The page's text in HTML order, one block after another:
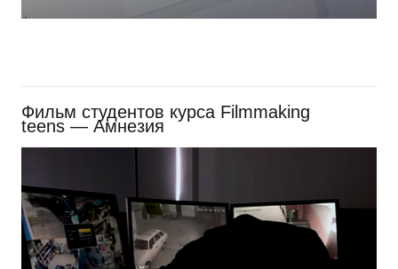
Фильм студентов курса Filmmaking
teens — Амнезия